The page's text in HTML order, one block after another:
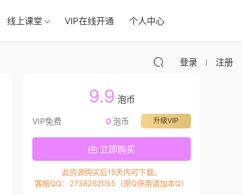
线上课堂 VIP在线开通 个人中心
登录 注册
9.9 泡币
VIP免费 升级VIP
0泡币
立即购买
此资源购买后15天内可下载。
客服QQ：2738262055（原Q停用请加本Q）